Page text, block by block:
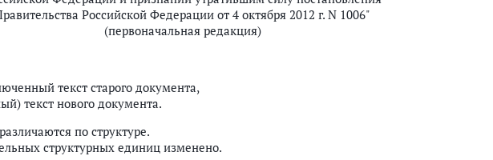
Российской Федерации от 4 октября 2012 г. N 1006"
(первоначальная редакция)
текст старого документа,
текст нового документа.
по структуре.
структурных единиц изменено.